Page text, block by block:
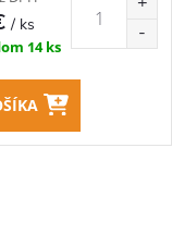
/ ks
14 ks